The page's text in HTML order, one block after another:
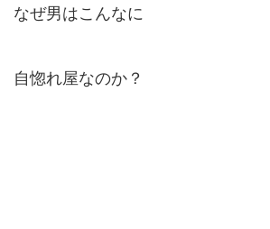
なぜ男はこんなに
自惚れ屋なのか？